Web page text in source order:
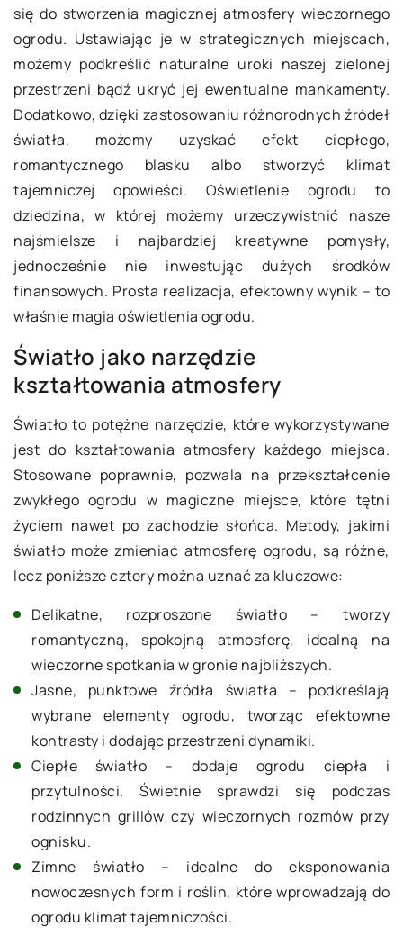
się do stworzenia magicznej atmosfery wieczornego
ogrodu. Ustawiając je w strategicznych miejscach,
możemy podkreślić naturalne uroki naszej zielonej
przestrzeni bądź ukryć jej ewentualne mankamenty.
Dodatkowo, dzięki zastosowaniu różnorodnych źródeł
światła, możemy uzyskać efekt ciepłego,
romantycznego blasku albo stworzyć klimat
tajemniczej opowieści. Oświetlenie ogrodu to
dziedzina, w której możemy urzeczywistnić nasze
najśmielsze i najbardziej kreatywne pomysły,
jednocześnie nie inwestując dużych środków
finansowych. Prosta realizacja, efektowny wynik – to
właśnie magia oświetlenia ogrodu.
Światło jako narzędzie
kształtowania atmosfery
Światło to potężne narzędzie, które wykorzystywane
jest do kształtowania atmosfery każdego miejsca.
Stosowane poprawnie, pozwala na przekształcenie
zwykłego ogrodu w magiczne miejsce, które tętni
życiem nawet po zachodzie słońca. Metody, jakimi
światło może zmieniać atmosferę ogrodu, są różne,
lecz poniższe cztery można uznać za kluczowe:
Delikatne, rozproszone światło – tworzy
romantyczną, spokojną atmosferę, idealną na
wieczorne spotkania w gronie najbliższych.
Jasne, punktowe źródła światła – podkreślają
wybrane elementy ogrodu, tworząc efektowne
kontrasty i dodając przestrzeni dynamiki.
Ciepłe światło – dodaje ogrodu ciepła i
przytulności. Świetnie sprawdzi się podczas
rodzinnych grillów czy wieczornych rozmów przy
ognisku.
Zimne światło – idealne do eksponowania
nowoczesnych form i roślin, które wprowadzają do
ogrodu klimat tajemniczości.